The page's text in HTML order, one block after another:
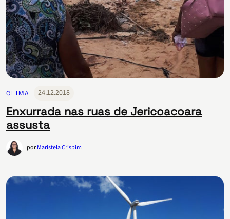
CLIMA 24.12.2018
Enxurrada nas ruas de Jericoacoara
assusta
porMaristela Crispim